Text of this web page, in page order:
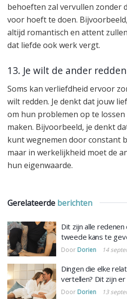
behoeften zal vervullen zonder
voor hoeft te doen.
altijd romantisch en attent
dat liefde ook werk vergt.
13. Je wilt de ander redden
Soms kan verliefdheid ervoor
wilt redden. Je denkt dat jouw
om hun problemen op te
maken. Bijvoorbeeld, je denkt
kunt wegnemen door constant
maar in werkelijkheid moet de
hun eigenwaarde.
Gerelateerde berichten
Dit zijn alle
tweede kans te
Door Dorien 14
Dingen die elke
vertellen? Dit zijn er
Door Dorien 13